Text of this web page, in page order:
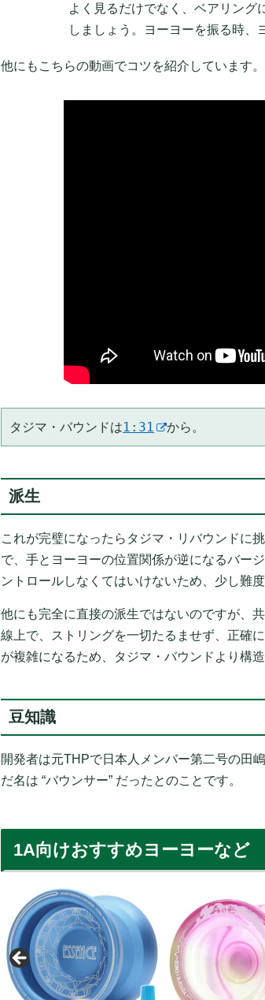
よく見るだけでなく、ベアリング
しましょう。ヨーヨーを振る時、
他にもこちらの動画でコツを紹介しています。
タジマ・バウンドは1:31 から。
派生
これが完璧になったらタジマ・リバウンドに
で、手とヨーヨーの位置関係が逆になるバー
ントロールしなくてはいけないため、少し難度
他にも完全に直接の派生ではないのですが、
線上で、ストリングを一切たるませず、正確
が複雑になるため、タジマ・バウンドより構
豆知識
開発者は元THPで日本人メンバー第二号の田
だ名は “バウンサー” だったとのことです。
1A向けおすすめヨーヨーなど